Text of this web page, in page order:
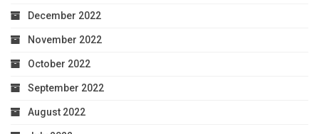
December 2022
November 2022
October 2022
September 2022
August 2022